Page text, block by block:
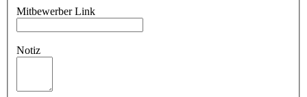
Mitbewerber Link
Notiz